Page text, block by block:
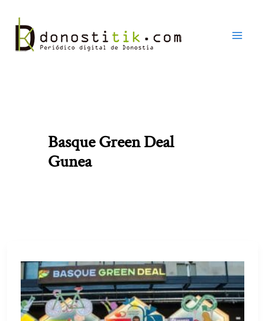
contenido
Basque Green Deal
Gunea